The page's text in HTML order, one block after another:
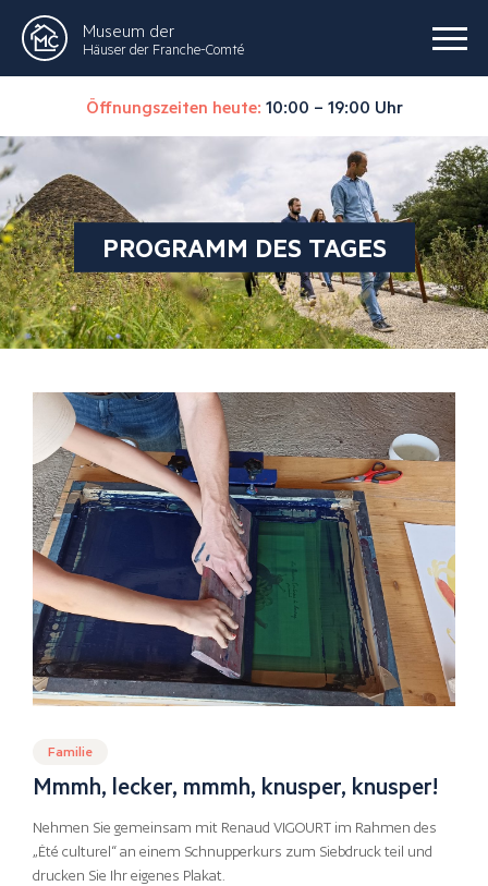
Museum der
Häuser der Franche-Comté
Öffnungszeiten heute: 10:00 – 19:00 Uhr
PROGRAMM DES TAGES
Familie
Mmmh, lecker, mmmh, knusper, knusper!
Nehmen Sie gemeinsam mit Renaud VIGOURT im Rahmen des
„Été culturel“ an einem Schnupperkurs zum Siebdruck teil und
drucken Sie Ihr eigenes Plakat.